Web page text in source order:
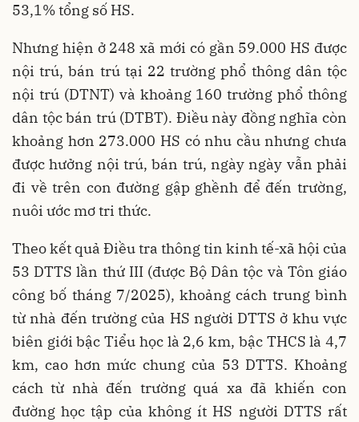
53,1% tổng số HS.
Nhưng hiện ở 248 xã mới có gần 59.000 HS được
nội trú, bán trú tại 22 trường phổ thông dân tộc
nội trú (DTNT) và khoảng 160 trường phổ thông
dân tộc bán trú (DTBT). Điều này đồng nghĩa còn
khoảng hơn 273.000 HS có nhu cầu nhưng chưa
được hưởng nội trú, bán trú, ngày ngày vẫn phải
đi về trên con đường gập ghềnh để đến trường,
nuôi ước mơ tri thức.
Theo kết quả Điều tra thông tin kinh tế-xã hội của
53 DTTS lần thứ III (được Bộ Dân tộc và Tôn giáo
công bố tháng 7/2025), khoảng cách trung bình
từ nhà đến trường của HS người DTTS ở khu vực
biên giới bậc Tiểu học là 2,6 km, bậc THCS là 4,7
km, cao hơn mức chung của 53 DTTS. Khoảng
cách từ nhà đến trường quá xa đã khiến con
đường học tập của không ít HS người DTTS rất